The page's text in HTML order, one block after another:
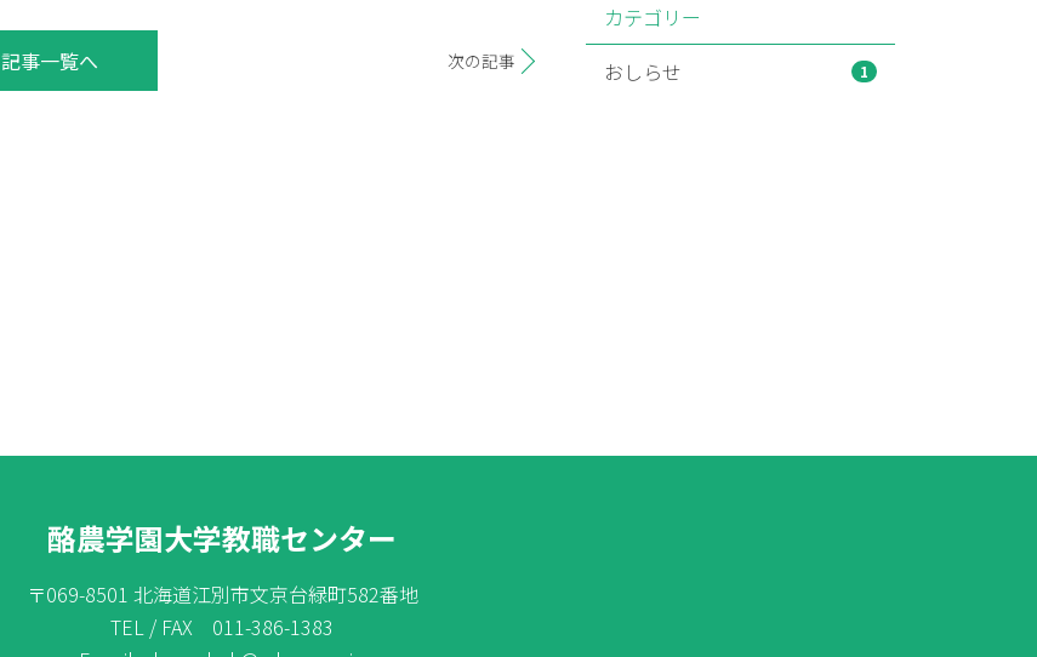
記事一覧へ 次の記事
カテゴリー
おしらせ
1
酪農学園大学教職センター
〒069-8501 北海道江別市文京台緑町582番地
TEL / FAX 011-386-1383